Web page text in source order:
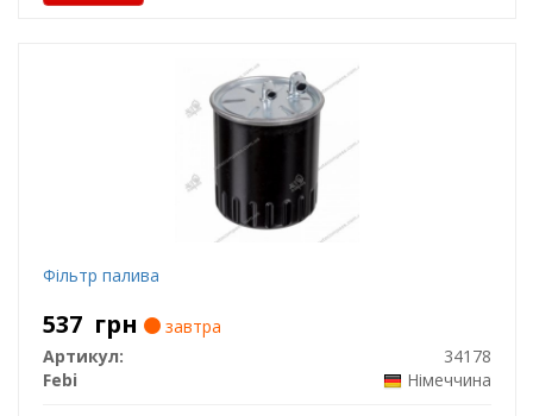
Фільтр палива
537 грн
завтра
Артикул:
34178
Febi
Німеччина